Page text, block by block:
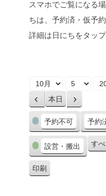
スマホでご覧になる
ちは、予約済・仮予
詳細は日にちをタッ
月
日
年
前
へ
本日
次
へ
カ
テ
ゴ
リ
ー
予約不可 予約
設営・搬出 す
印刷